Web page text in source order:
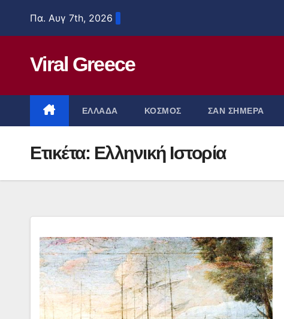
Πα. Αυγ 7th, 2026
Viral Greece
ΕΛΛΑΔΑ ΚΟΣΜΟΣ ΣΑΝ ΣΗΜΕΡΑ
Ετικέτα: Ελληνική Ιστορία